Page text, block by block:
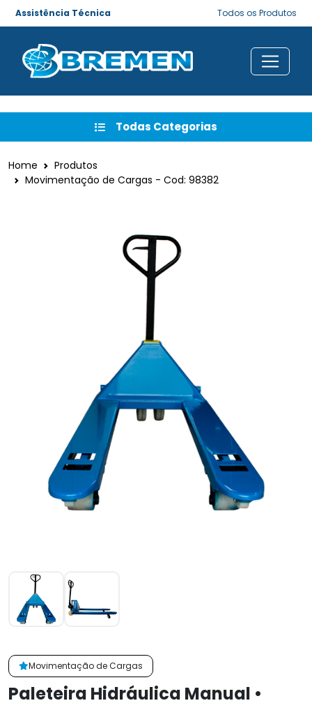
Assistência Técnica Todos os Produtos
Todas Categorias
Home
Produtos
Movimentação de Cargas - Cod: 98382
Movimentação de Cargas
Paleteira Hidráulica Manual •